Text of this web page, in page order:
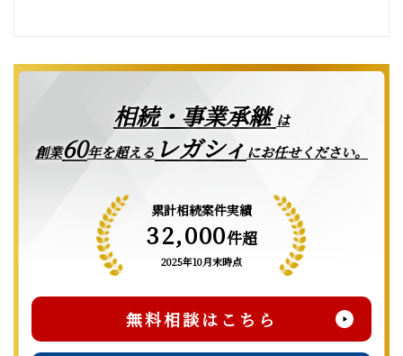
相続・事業承継は
創業60年を超える レガシィ にお任せください。
累計相続案件実績
32,000件超
2025年10月末時点
無料相談はこちら